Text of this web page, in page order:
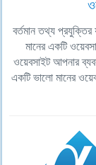
বর্তমান তথ্য প্রযুক্তির
মানের একটি
ওয়েবসাইট আপনার
একটি ভালো মানের